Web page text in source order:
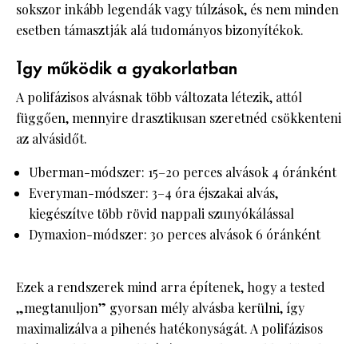
sokszor inkább legendák vagy túlzások, és nem minden
esetben támasztják alá tudományos bizonyítékok.
Így működik a gyakorlatban
A polifázisos alvásnak több változata létezik, attól
függően, mennyire drasztikusan szeretnéd csökkenteni
az alvásidőt.
Uberman-módszer: 15–20 perces alvások 4 óránként
Everyman-módszer: 3–4 óra éjszakai alvás,
kiegészítve több rövid nappali szunyókálással
Dymaxion-módszer: 30 perces alvások 6 óránként
Ezek a rendszerek mind arra építenek, hogy a tested
„megtanuljon” gyorsan mély alvásba kerülni, így
maximalizálva a pihenés hatékonyságát. A polifázisos